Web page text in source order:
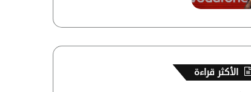
الأكثر قراءة